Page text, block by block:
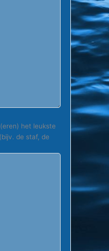
het leukste
de staf, de